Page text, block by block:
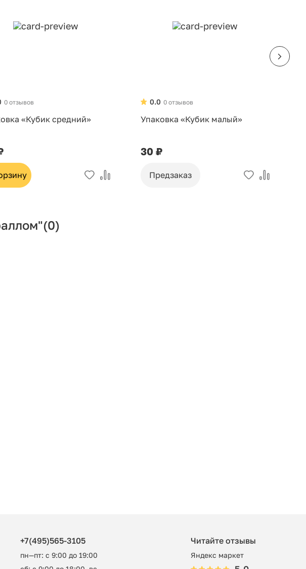
0 отзывов
«Кубик средний»
0 отзывов
0.0
Упаковка «Кубик малый»
30 ₽
Предзаказ
(0)
+7(495)565-3105
пн—пт: с 9:00 до 19:00
Читайте отзывы
Яндекс маркет